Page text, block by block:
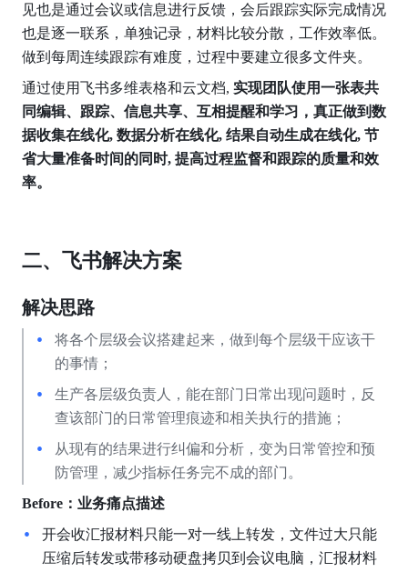
见也是通过会议或信息进行反馈，会后跟踪实际完成情况
也是逐一联系，单独记录，材料比较分散，工作效率低。
做到每周连续跟踪有难度，过程中要建立很多文件夹。
通过使用飞书多维表格和云文档, 实现团队使用一张表共
同编辑、跟踪、信息共享、互相提醒和学习，真正做到数
据收集在线化, 数据分析在线化, 结果自动生成在线化, 节
省大量准备时间的同时, 提高过程监督和跟踪的质量和效
率。
二、飞书解决方案
解决思路
将各个层级会议搭建起来，做到每个层级干应该干
的事情；
生产各层级负责人，能在部门日常出现问题时，反
查该部门的日常管理痕迹和相关执行的措施；
从现有的结果进行纠偏和分析，变为日常管控和预
防管理，减少指标任务完不成的部门。
Before：业务痛点描述
开会收汇报材料只能一对一线上转发，文件过大只能
压缩后转发或带移动硬盘拷贝到会议电脑，汇报材料